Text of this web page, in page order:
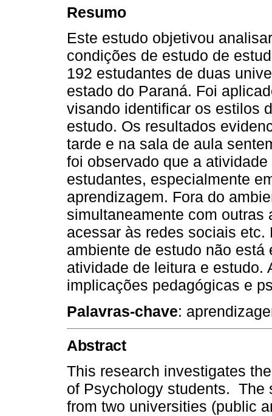
Resumo
Este estudo objetivou
condições de estudo de
192 estudantes de duas
estado do Paraná. Foi
visando identificar os estilos
estudo. Os resultados
tarde e na sala de aula
foi observado que a
estudantes, especialmente
aprendizagem. Fora do
simultaneamente com
acessar às redes sociais
ambiente de estudo não
atividade de leitura e estudo.
implicações pedagógicas e
Palavras-chave:
Abstract
This research investigates
of Psychology students. The
from two universities (public